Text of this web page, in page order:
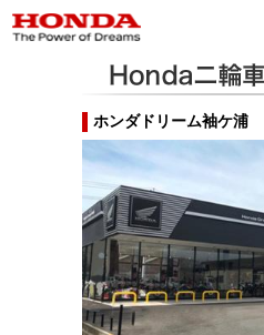
ホンダドリーム袖ケ浦